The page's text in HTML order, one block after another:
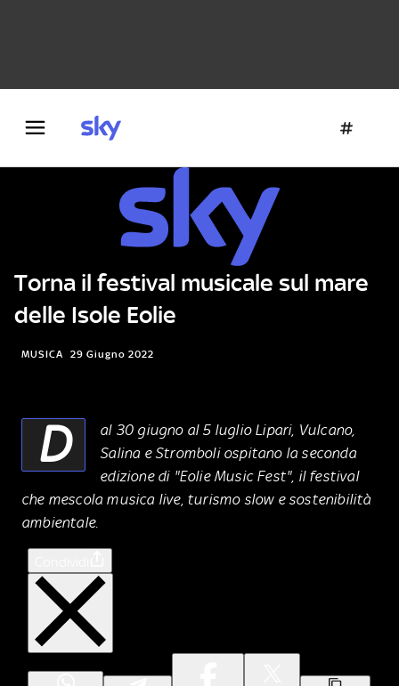
Torna il festival musicale sul mare
delle Isole Eolie
MUSICA 29 Giugno 2022
D
al 30 giugno al 5 luglio Lipari, Vulcano,
Salina e Stromboli ospitano la seconda
edizione di "Eolie Music Fest", il festival
che mescola musica live, turismo slow e sostenibilità
ambientale.